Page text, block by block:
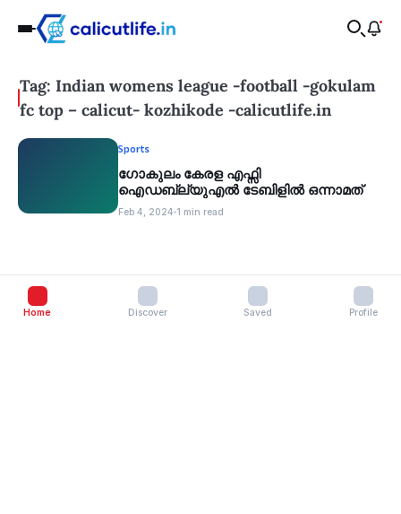
Tag: Indian womens league -football -gokulam
fc top – calicut- kozhikode -calicutlife.in
Sports
ഗോകുലം കേരള എഫ്സി
ഐഡബ്ല്യുഎൽ ടേബിളിൽ ഒന്നാമത്
Feb 4, 2024 1 min read
Home Discover Saved Profile